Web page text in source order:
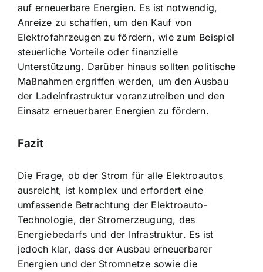
auf erneuerbare Energien. Es ist notwendig,
Anreize zu schaffen, um den Kauf von
Elektrofahrzeugen zu fördern, wie zum Beispiel
steuerliche Vorteile oder finanzielle
Unterstützung. Darüber hinaus sollten politische
Maßnahmen ergriffen werden, um den Ausbau
der Ladeinfrastruktur voranzutreiben und den
Einsatz erneuerbarer Energien zu fördern.
Fazit
Die Frage, ob der Strom für alle Elektroautos
ausreicht, ist komplex und erfordert eine
umfassende Betrachtung der Elektroauto-
Technologie, der Stromerzeugung, des
Energiebedarfs und der Infrastruktur. Es ist
jedoch klar, dass der Ausbau erneuerbarer
Energien und der Stromnetze sowie die